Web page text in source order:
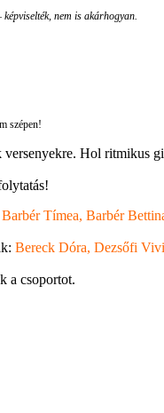
nem is akárhogyan.
szépen!
Hol ritmikus
Barbér Tímea, Barbér
Bereck Dóra, Dezsőfi
a csoportot.